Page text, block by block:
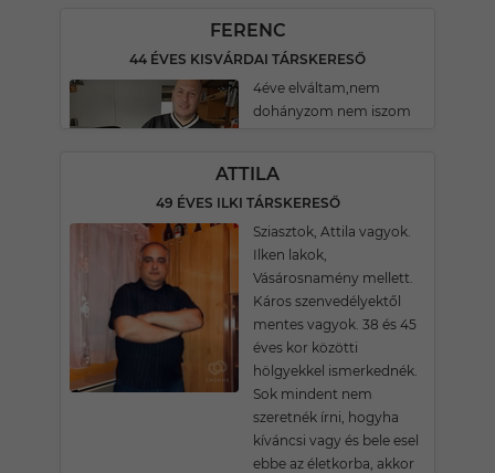
FERENC
44 ÉVES KISVÁRDAI TÁRSKERESŐ
4éve elváltam,nem
dohányzom nem iszom
ATTILA
49 ÉVES ILKI TÁRSKERESŐ
Sziasztok, Attila vagyok.
Ilken lakok,
Vásárosnamény mellett.
Káros szenvedélyektől
mentes vagyok. 38 és 45
éves kor közötti
hölgyekkel ismerkednék.
Sok mindent nem
szeretnék írni, hogyha
kíváncsi vagy és bele esel
ebbe az életkorba, akkor